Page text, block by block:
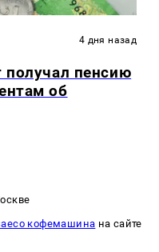
4 дня назад
пенсию
об
кофемашина на сайте